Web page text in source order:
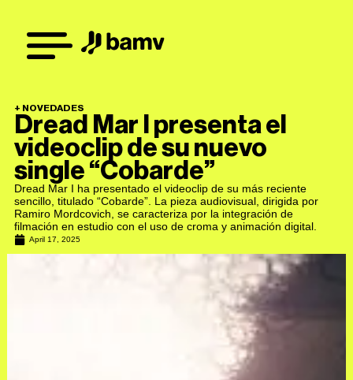
+ NOVEDADES
Dread Mar I presenta el
videoclip de su nuevo
single “Cobarde”
Dread Mar I ha presentado el videoclip de su más reciente
sencillo, titulado “Cobarde”. La pieza audiovisual, dirigida por
Ramiro Mordcovich, se caracteriza por la integración de
filmación en estudio con el uso de croma y animación digital.
April 17, 2025